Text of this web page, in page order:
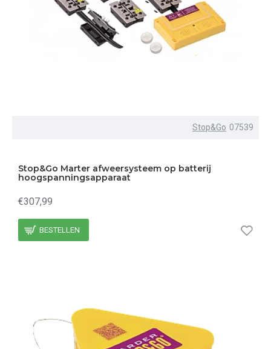
Stop&Go 07539
Stop&Go Marter afweersysteem op batterij
hoogspanningsapparaat
€307,99
BESTELLEN